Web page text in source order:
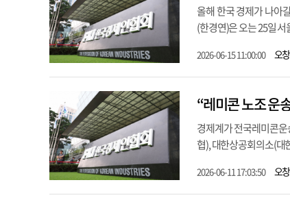
올해 한국 경제가 나아
(한경연)은 오는 25일 서
2026-06-15 11:00:00 오
“레미콘 노조 운
경제계가 전국레미콘
협), 대한상공회의소(대
2026-06-11 17:03:50 오